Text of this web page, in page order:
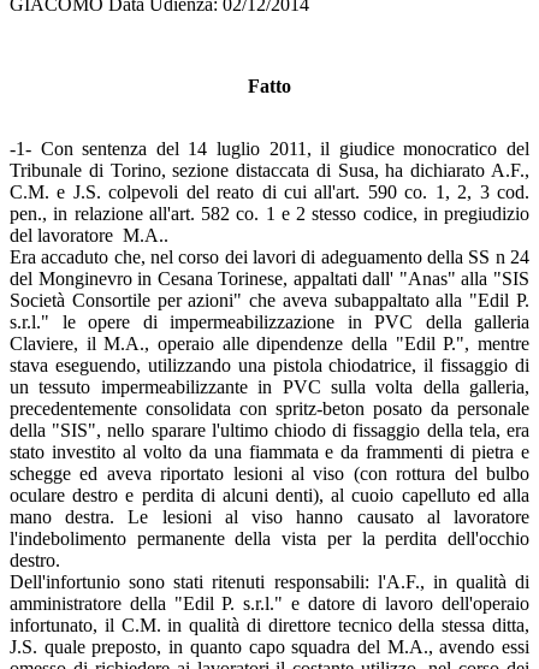
Fatto
-1- Con sentenza del 14 luglio 2011, il giudice monocratico del
Tribunale di Torino, sezione distaccata di Susa, ha dichiarato A.F.,
C.M. e J.S. colpevoli del reato di cui all'art. 590 co. 1, 2, 3 cod.
pen., in relazione all'art. 582 co. 1 e 2 stesso codice, in pregiudizio
del lavoratore M.A..
Era accaduto che, nel corso dei lavori di adeguamento della SS n 24
del Monginevro in Cesana Torinese, appaltati dall' "Anas" alla "SIS
Società Consortile per azioni" che aveva subappaltato alla "Edil P.
s.r.l." le opere di impermeabilizzazione in PVC della galleria
Claviere, il M.A., operaio alle dipendenze della "Edil P.", mentre
stava eseguendo, utilizzando una pistola chiodatrice, il fissaggio di
un tessuto impermeabilizzante in PVC sulla volta della galleria,
precedentemente consolidata con spritz-beton posato da personale
della "SIS", nello sparare l'ultimo chiodo di fissaggio della tela, era
stato investito al volto da una fiammata e da frammenti di pietra e
schegge ed aveva riportato lesioni al viso (con rottura del bulbo
oculare destro e perdita di alcuni denti), al cuoio capelluto ed alla
mano destra. Le lesioni al viso hanno causato al lavoratore
l'indebolimento permanente della vista per la perdita dell'occhio
destro.
Dell'infortunio sono stati ritenuti responsabili: l'A.F., in qualità di
amministratore della "Edil P. s.r.l." e datore di lavoro dell'operaio
infortunato, il C.M. in qualità di direttore tecnico della stessa ditta,
J.S. quale preposto, in quanto capo squadra del M.A., avendo essi